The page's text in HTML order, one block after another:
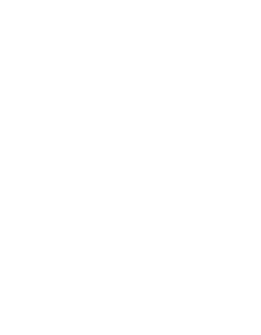
니 추천할 만하다?